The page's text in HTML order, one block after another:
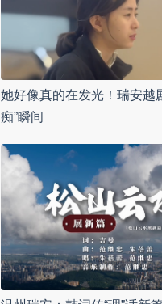
她好像真的在发光！瑞安越
痴”瞬间